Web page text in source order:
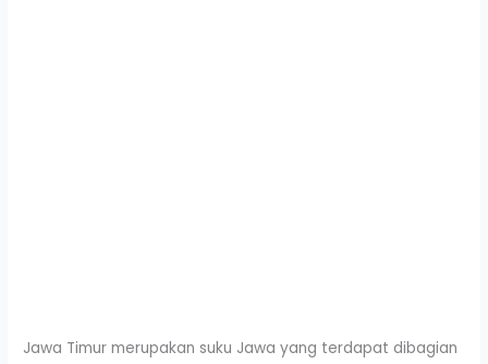
Jawa Timur merupakan suku Jawa yang terdapat dibagian